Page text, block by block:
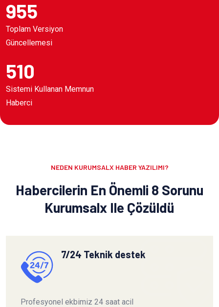
955
Toplam Versiyon
Güncellemesi
510
Sistemi Kullanan Memnun
Haberci
NEDEN KURUMSALX HABER YAZILIMI?
Habercilerin En Önemli 8 Sorunu
Kurumsalx Ile Çözüldü
7/24 Teknik destek
Profesyonel ekbimiz 24 saat acil